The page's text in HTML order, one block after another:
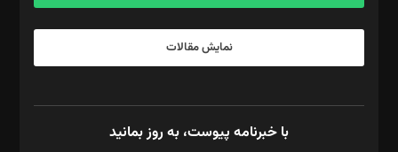
نمایش مقالات
با خبرنامه پیوست، به روز بمانید